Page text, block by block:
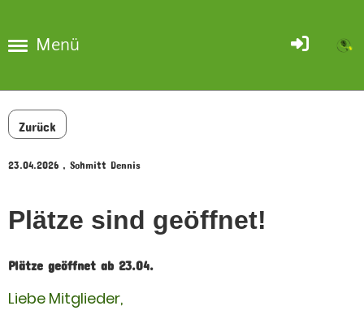
Menü
Zurück
23.04.2026 , Schmitt Dennis
Plätze sind geöffnet!
Plätze geöffnet ab 23.04.
Liebe Mitglieder,